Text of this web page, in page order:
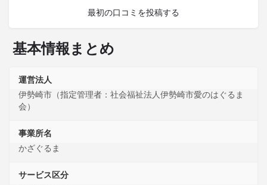
最初の口コミを投稿する
基本情報まとめ
運営法人
伊勢崎市（指定管理者：社会福祉法人伊勢崎市愛のはぐるま
会）
事業所名
かざぐるま
サービス区分